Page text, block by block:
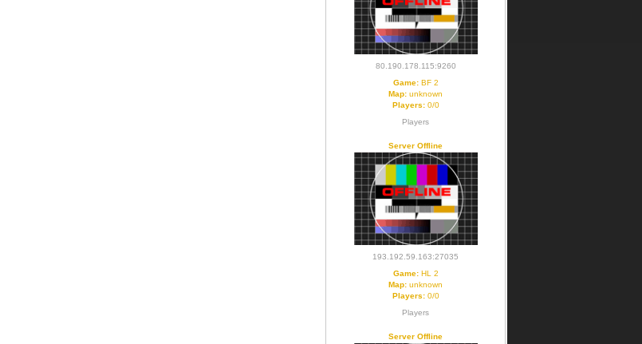
80.190.178.115:9260
Game:BF 2
Map: unknown
Players:0/0
Players
Server Offline
193.192.59.163:27035
Game:HL 2
Map: unknown
Players:0/0
Players
Server Offline